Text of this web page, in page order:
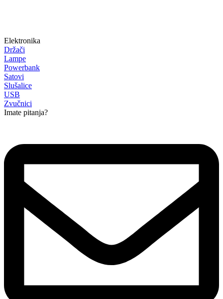
Elektronika
Držači
Lampe
Powerbank
Satovi
Slušalice
USB
Zvučnici
Imate pitanja?